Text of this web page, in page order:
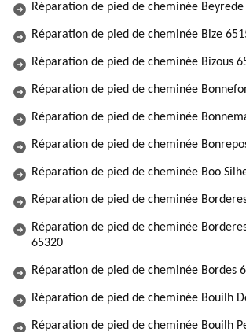
Réparation de pied de cheminée
Réparation de pied de cheminée Bize
Réparation de pied de cheminée Bizous
Réparation de pied de cheminée
Réparation de pied de cheminée
Réparation de pied de cheminée
Réparation de pied de cheminée Boo
Réparation de pied de cheminée
Réparation de pied de cheminée
65320
Réparation de pied de cheminée Bordes
Réparation de pied de cheminée Bouilh
Réparation de pied de cheminée Bouilh